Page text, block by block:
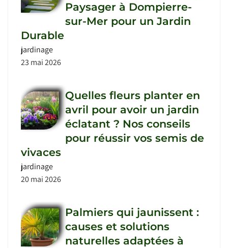
Paysager à Dompierre-
sur-Mer pour un Jardin
Durable
jardinage
23 mai 2026
Quelles fleurs planter en
avril pour avoir un jardin
éclatant ? Nos conseils
pour réussir vos semis de
vivaces
jardinage
20 mai 2026
Palmiers qui jaunissent :
causes et solutions
naturelles adaptées à